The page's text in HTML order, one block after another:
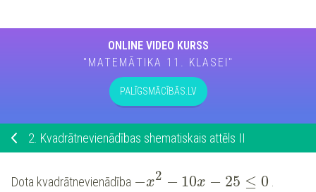
ONLINE VIDEO KURSS
"MATEMĀTIKA 11. KLASEI"
PALĪGSMĀCĪBĀS.LV
2. Kvadrātnevienādības shematiskais attēls II
Dota kvadrātnevienādība −x2 − 10x − 25 ≤ 0